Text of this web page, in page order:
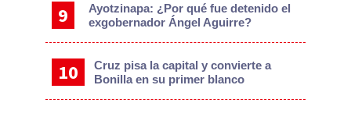
Ayotzinapa: ¿Por qué fue detenido el
exgobernador Ángel Aguirre?
Cruz pisa la capital y convierte a
Bonilla en su primer blanco